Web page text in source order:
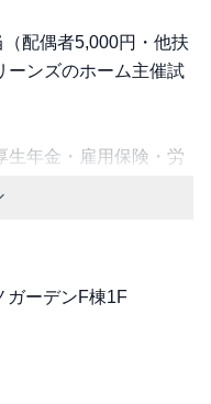
配偶者5,000円・他扶
ーンズのホーム主催試
生年金・雇用保険・労
～2回・新橋のオフィ
卵や唐揚げ等の和食
ガーデンF棟1F